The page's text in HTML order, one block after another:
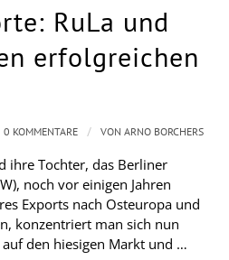
RuLa und
erfolgreichen
ihre Tochter, das Berliner
noch vor einigen Jahren
Exports nach Osteuropa und
konzentriert man sich nun
den hiesigen Markt und …
0 KOMMENTARE / VONARNO BORCHERS